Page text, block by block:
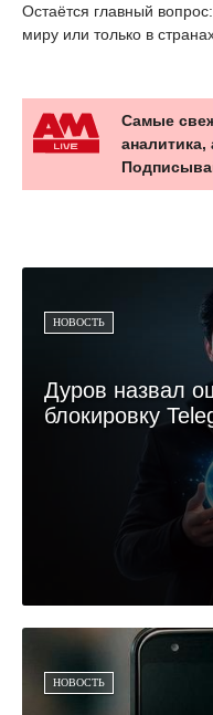
Остаётся главный
миру или только в
Самые
НОВОСТЬ
Дуров назвал
блокировку
НОВОСТЬ